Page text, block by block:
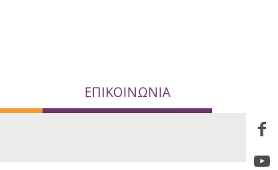
ΕΠΙΚΟΙΝΩΝΙΑ